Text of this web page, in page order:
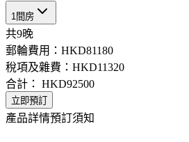
1間房
共9晚
郵輪費用： HKD81180
稅項及雜費： HKD11320
合計： HKD92500
立即預訂
產品詳情預訂須知